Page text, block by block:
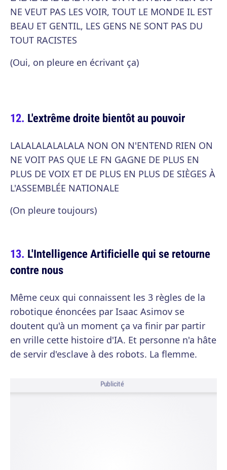
NE VEUT PAS LES VOIR, TOUT LE MONDE IL EST
BEAU ET GENTIL, LES GENS NE SONT PAS DU
TOUT RACISTES
(Oui, on pleure en écrivant ça)
L'extrême droite bientôt au pouvoir
LALALALALALALA NON ON N'ENTEND RIEN ON
NE VOIT PAS QUE LE FN GAGNE DE PLUS EN
PLUS DE VOIX ET DE PLUS EN PLUS DE SIÈGES À
L'ASSEMBLÉE NATIONALE
(On pleure toujours)
L'Intelligence Artificielle qui se retourne
contre nous
Même ceux qui connaissent les 3 règles de la
robotique énoncées par Isaac Asimov se
doutent qu'à un moment ça va finir par partir
en vrille cette histoire d'IA. Et personne n'a hâte
de servir d'esclave à des robots. La flemme.
Publicité